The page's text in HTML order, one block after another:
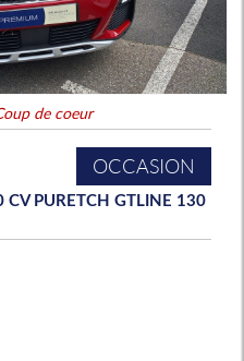
de coeur
OCCASION
PURETCH GTLINE 130